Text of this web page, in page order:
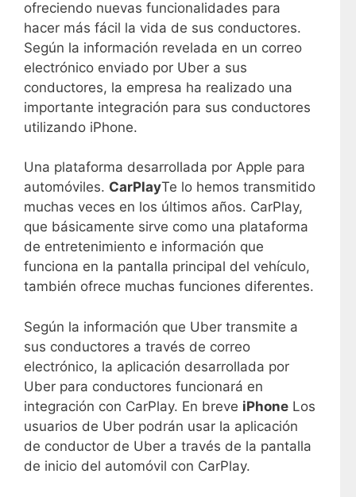
ofreciendo nuevas funcionalidades para
hacer más fácil la vida de sus conductores.
Según la información revelada en un correo
electrónico enviado por Uber a sus
conductores, la empresa ha realizado una
importante integración para sus conductores
utilizando iPhone.
Una plataforma desarrollada por Apple para
automóviles. CarPlayTe lo hemos transmitido
muchas veces en los últimos años. CarPlay,
que básicamente sirve como una plataforma
de entretenimiento e información que
funciona en la pantalla principal del vehículo,
también ofrece muchas funciones diferentes.
Según la información que Uber transmite a
sus conductores a través de correo
electrónico, la aplicación desarrollada por
Uber para conductores funcionará en
integración con CarPlay. En breve iPhone Los
usuarios de Uber podrán usar la aplicación
de conductor de Uber a través de la pantalla
de inicio del automóvil con CarPlay.